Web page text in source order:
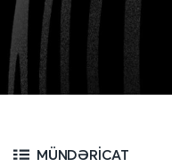
MÜNDƏRICAT